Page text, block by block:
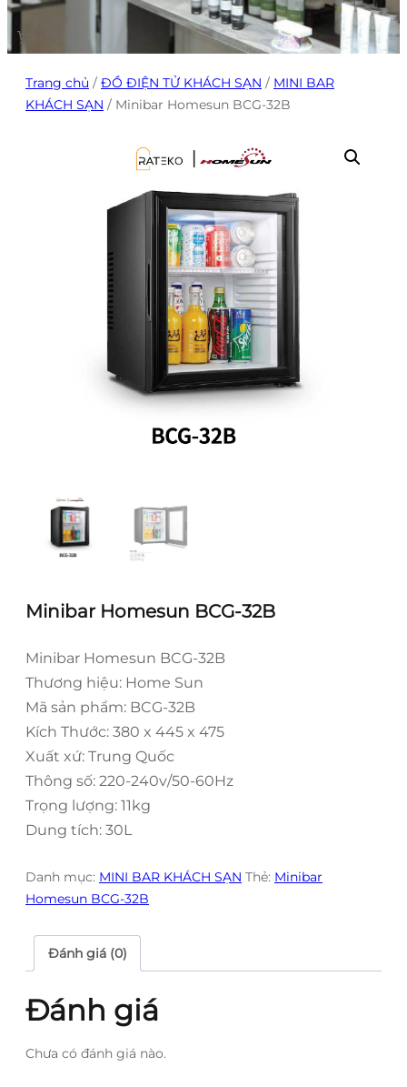
Trang chủ / ĐỒ ĐIỆN TỬ KHÁCH SẠN / MINI BAR
KHÁCH SẠN / Minibar Homesun BCG-32B
Minibar Homesun BCG-32B
Minibar Homesun BCG-32B
Thương hiệu: Home Sun
Mã sản phẩm: BCG-32B
Kích Thước: 380 x 445 x 475
Xuất xứ: Trung Quốc
Thông số: 220-240v/50-60Hz
Trọng lượng: 11kg
Dung tích: 30L
Danh mục: MINI BAR KHÁCH SẠN Thẻ: Minibar
Homesun BCG-32B
Đánh giá (0)
Đánh giá
Chưa có đánh giá nào.